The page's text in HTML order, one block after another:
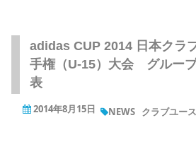
adidas CUP 2014 日本クラ
手権（U-15）大会 グルー
表
2014年8月15日 NEWS クラブユー